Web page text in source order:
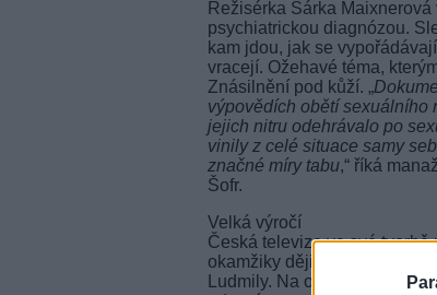
Režisérka Šárka
psychiatrickou diagnózou.
kam jdou, jak se
vracejí. Ožehavé téma,
Znásilnění pod kůží. „
výpovědích obětí sexuálního
jejich nitru odehrávalo po
vinily z celé situace samy
značné míry tabu,“ říká
Šofr.
Velká výročí
Česká televize ve své
okamžiky dějin. V polovině
Ludmily. Na otázku, jaká